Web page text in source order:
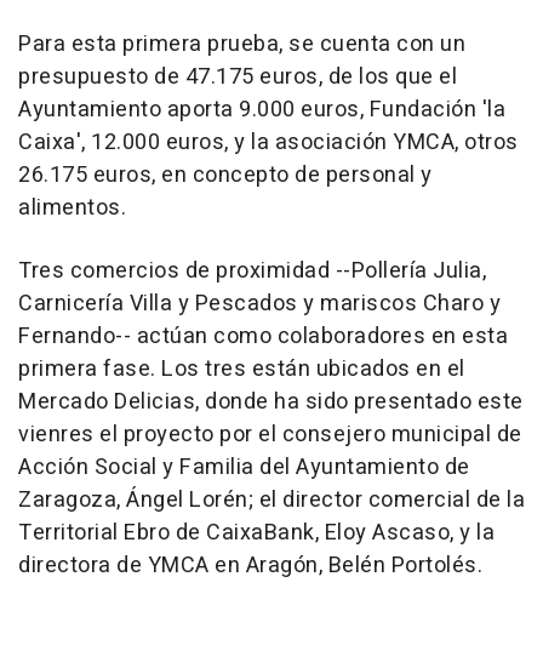
Para esta primera prueba, se cuenta con un
presupuesto de 47.175 euros, de los que el
Ayuntamiento aporta 9.000 euros, Fundación 'la
Caixa', 12.000 euros, y la asociación YMCA, otros
26.175 euros, en concepto de personal y
alimentos.
Tres comercios de proximidad --Pollería Julia,
Carnicería Villa y Pescados y mariscos Charo y
Fernando-- actúan como colaboradores en esta
primera fase. Los tres están ubicados en el
Mercado Delicias, donde ha sido presentado este
vienres el proyecto por el consejero municipal de
Acción Social y Familia del Ayuntamiento de
Zaragoza, Ángel Lorén; el director comercial de la
Territorial Ebro de CaixaBank, Eloy Ascaso, y la
directora de YMCA en Aragón, Belén Portolés.